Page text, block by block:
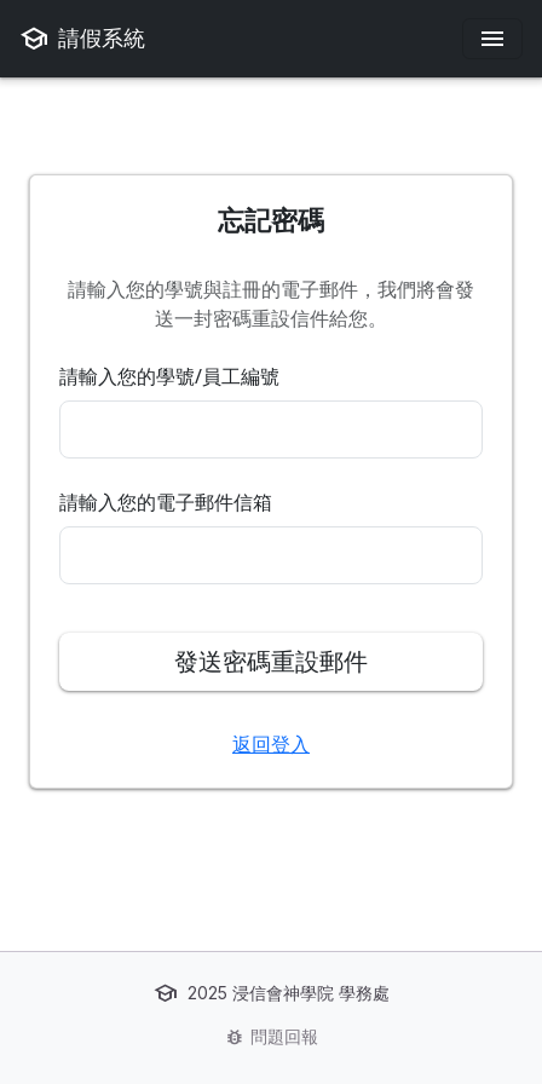
school 請假系統 menu
忘記密碼
請輸入您的學號與註冊的電子郵件，我們將會發
送一封密碼重設信件給您。
請輸入您的學號/員工編號
請輸入您的電子郵件信箱
發送密碼重設郵件
返回登入
school 2025 浸信會神學院 學務處
bug_report 問題回報